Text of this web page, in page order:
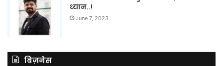
ध्यान..!
June 7, 2023
बिज़नेस